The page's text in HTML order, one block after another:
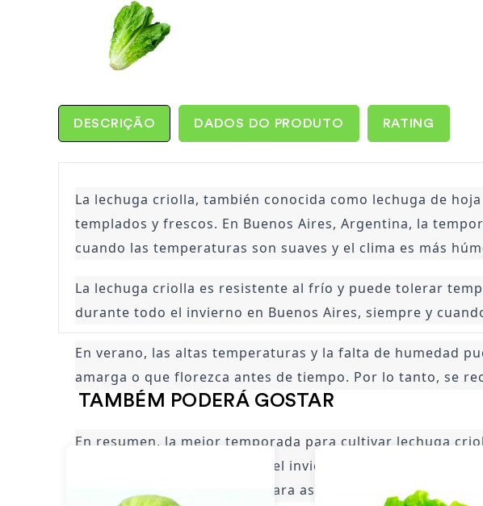
DESCRIÇÃO DADOS DO PRODUTO RATING
La lechuga criolla, también conocida como lechuga de
templados y frescos. En Buenos Aires, Argentina, la
cuando las temperaturas son suaves y el clima es más
La lechuga criolla es resistente al frío y puede tolerar
durante todo el invierno en Buenos Aires, siempre y
En verano, las altas temperaturas y la falta de humedad
amarga o que florezca antes de tiempo. Por lo tanto, se
los meses más cálidos y mantener el suelo húmedo para
En resumen, la mejor temporada para cultivar lechuga
puede cultivar durante todo el invierno en climas
mantener el suelo húmedo para asegurar su crecimiento
TAMBÉM PODERÁ GOSTAR